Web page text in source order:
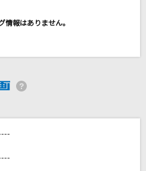
アノ 美野 春樹」